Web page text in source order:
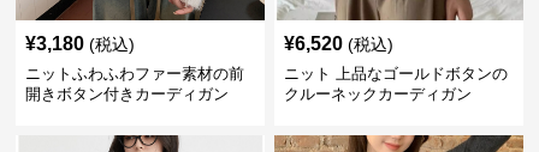
¥3,180 (税込)
ニットふわふわファー素材の前
開きボタン付きカーディガン
¥6,520 (税込)
ニット 上品なゴールドボタンの
クルーネックカーディガン